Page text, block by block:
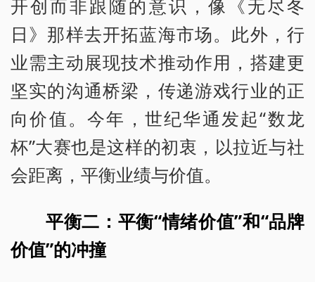
开创而非跟随的意识，像《无尽冬
日》那样去开拓蓝海市场。此外，行
业需主动展现技术推动作用，搭建更
坚实的沟通桥梁，传递游戏行业的正
向价值。今年，世纪华通发起“数龙
杯”大赛也是这样的初衷，以拉近与社
会距离，平衡业绩与价值。
平衡二：平衡“情绪价值”和“品牌
价值”的冲撞